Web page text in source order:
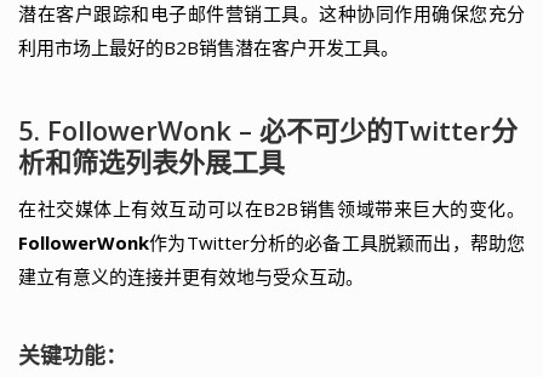
潜在客户跟踪和电子邮件营销工具。这种协同作用确保您充分
利用市场上最好的B2B销售潜在客户开发工具。
5. FollowerWonk – 必不可少的Twitter分
析和筛选列表外展工具
在社交媒体上有效互动可以在B2B销售领域带来巨大的变化。
FollowerWonk作为Twitter分析的必备工具脱颖而出，帮助您
建立有意义的连接并更有效地与受众互动。
关键功能：